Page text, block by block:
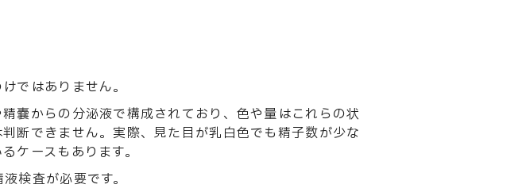
ではありません。
嚢からの分泌液で構成されており、色や量はこれらの状
断できません。実際、見た目が乳白色でも精子数が少な
ケースもあります。
検査が必要です。